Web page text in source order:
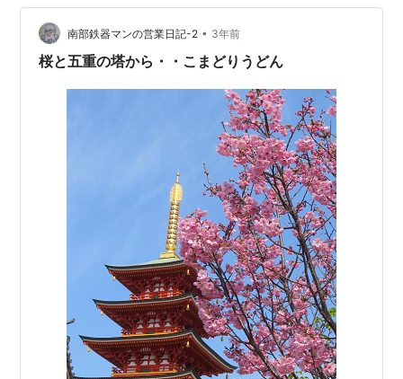
人往復14000円。 4泊する宿は「agoda」の”バーゲンセ
ール”でツイン1泊5000円強＋福岡市宿泊税一人200円
で、一人11000円。 ゴールデンウィーク直前、4…
南部鉄器マンの営業日記-2 • 3年前
桜と五重の塔から・・こまどりうどん